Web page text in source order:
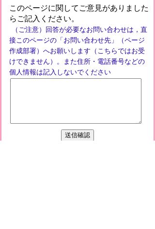
このページに関してご意見がありました
らご記入ください。
（ご注意）回答が必要なお問い合わせは，直
接このページの「お問い合わせ先」（ページ
作成部署）へお願いします（こちらではお受
けできません）。また住所・電話番号などの
個人情報は記入しないでください